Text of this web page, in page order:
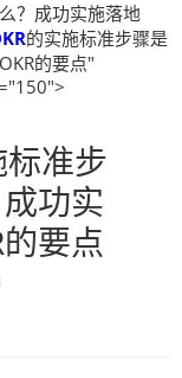
？成功实施落地
的实施标准步骤是
的要点"
准步
功实
要点